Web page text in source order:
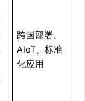
跨国部署、
AIoT、标准
化应用